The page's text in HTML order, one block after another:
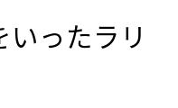
ったラリ